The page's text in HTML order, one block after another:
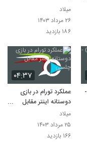
میلاد
۲۶ مرداد ۱۴۰۳
۱۸۶ بازدید
خلاصه بازی التعاون 0 -
۰۴:۳۷
عملکرد تورام در بازی
دوستانه اینتر مقابل
چلسی
میلاد
۲۵ مرداد ۱۴۰۳
۱۶۶ بازدید